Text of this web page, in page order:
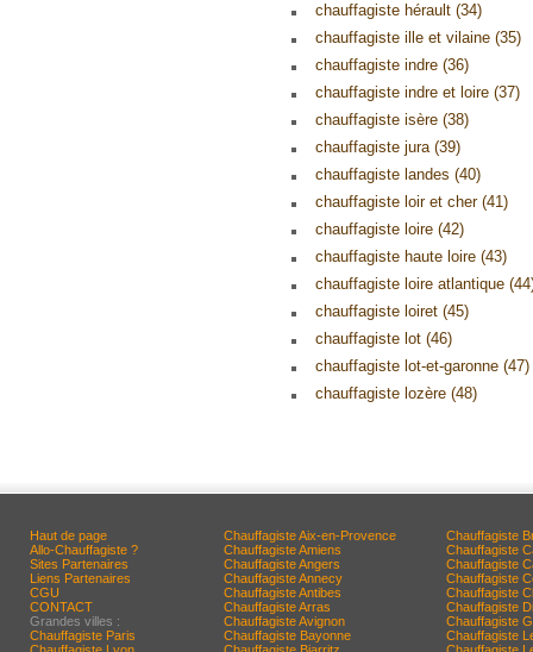
chauffagiste hérault (34)
chauffagiste ille et vilaine (35)
chauffagiste indre (36)
chauffagiste indre et loire (37)
chauffagiste isère (38)
chauffagiste jura (39)
chauffagiste landes (40)
chauffagiste loir et cher (41)
chauffagiste loire (42)
chauffagiste haute loire (43)
chauffagiste loire atlantique
chauffagiste loiret (45)
chauffagiste lot (46)
chauffagiste lot-et-garonne (47)
chauffagiste lozère (48)
Haut de page
Allo-Chauffagiste ?
Sites Partenaires
Liens Partenaires
CGU
CONTACT
Grandes villes :
Chauffagiste Paris
Chauffagiste Aix-en-Provence
Chauffagiste Amiens
Chauffagiste Angers
Chauffagiste Annecy
Chauffagiste Antibes
Chauffagiste Arras
Chauffagiste Avignon
Chauffagiste Bayonne
Chauffagiste
Chauffagiste
Chauffagiste
Chauffagiste
Chauffagiste
Chauffagiste
Chauffagiste
Chauffagiste